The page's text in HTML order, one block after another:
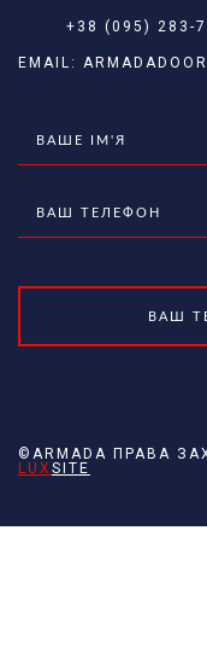
+38 (095) 283-
EMAIL:
©ARMADA ПРАВА
LUX SITE